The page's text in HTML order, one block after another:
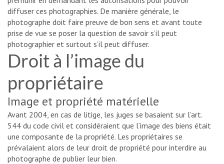
diffuser ces photographies. De manière générale, le
photographe doit faire preuve de bon sens et avant toute
prise de vue se poser la question de savoir s’il peut
photographier et surtout s’il peut diffuser.
Droit à l’image du
propriétaire
Image et propriété matérielle
Avant 2004, en cas de litige, les juges se basaient sur l’art.
544 du code civil et considéraient que l’image des biens était
une composante de la propriété. Les propriétaires se
prévalaient alors de leur droit de propriété pour interdire au
photographe de publier leur bien.